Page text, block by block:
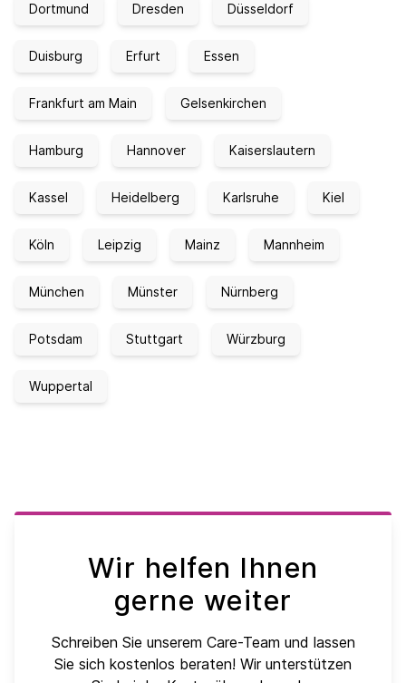
Dortmund Dresden Düsseldorf
Duisburg Erfurt Essen
Frankfurt am Main Gelsenkirchen
Hamburg Hannover Kaiserslautern
Kassel Heidelberg Karlsruhe Kiel
Köln Leipzig Mainz Mannheim
München Münster Nürnberg
Potsdam Stuttgart Würzburg
Wuppertal
Wir helfen Ihnen
gerne weiter
Schreiben Sie unserem Care-Team und lassen
Sie sich kostenlos beraten! Wir unterstützen